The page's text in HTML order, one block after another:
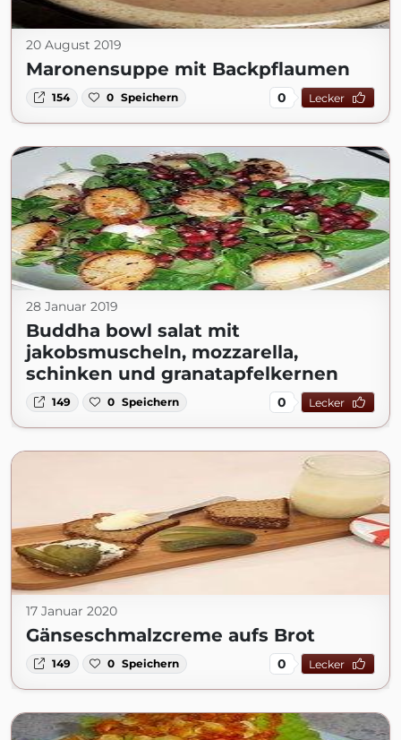
20 August 2019
Maronensuppe mit Backpflaumen
154 0 Speichern 0 Lecker
28 Januar 2019
Buddha bowl salat mit
jakobsmuscheln, mozzarella,
schinken und granatapfelkernen
149 0 Speichern 0 Lecker
17 Januar 2020
Gänseschmalzcreme aufs Brot
149 0 Speichern 0 Lecker